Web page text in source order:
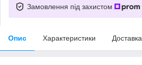
Замовлення під захистом
Опис Характеристики Доставка